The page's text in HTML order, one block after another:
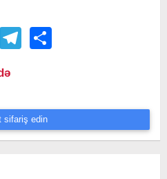
Telegram
sifariş edin